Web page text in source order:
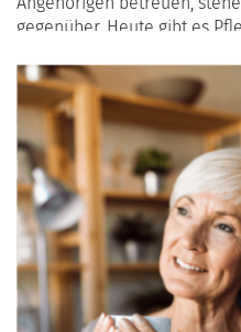
gegenüber. Heute gibt es
sind...